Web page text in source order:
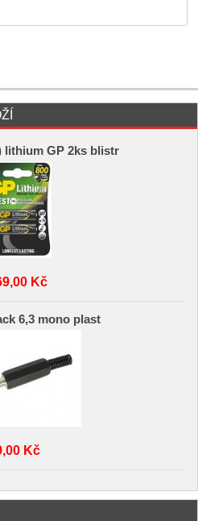
lithium GP 2ks blistr
Kč
6,3 mono plast
Kč